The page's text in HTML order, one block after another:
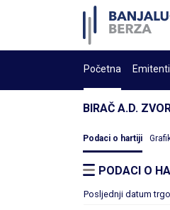
Početna Emitenti
BIRAČ A.D.
Podaci o hartiji
PODACI O
Posljednji datum